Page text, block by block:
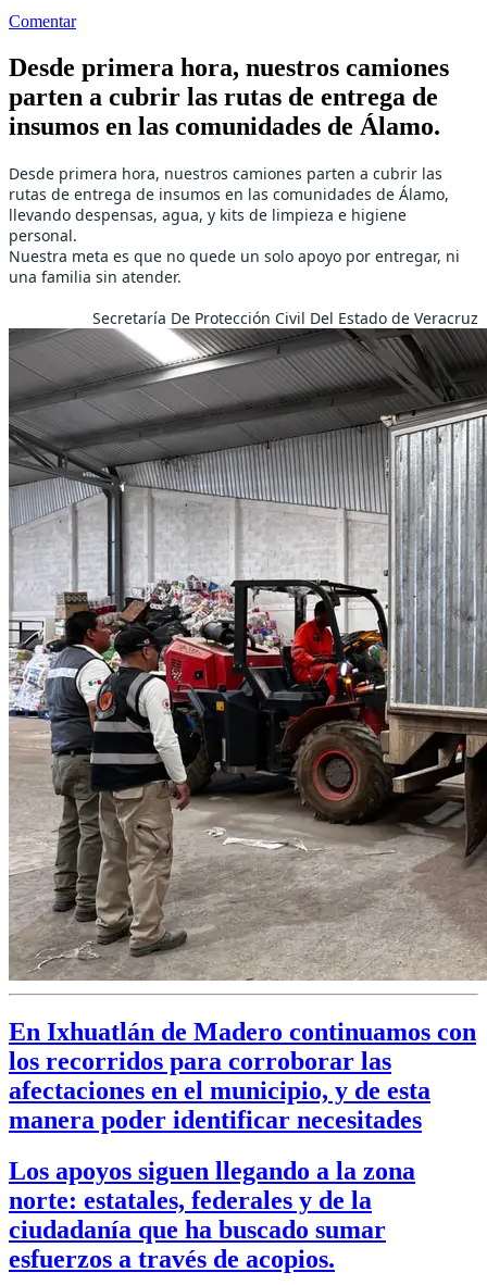
Comentar
Desde primera hora, nuestros camiones
parten a cubrir las rutas de entrega de
insumos en las comunidades de Álamo.
Desde primera hora, nuestros camiones parten a cubrir las
rutas de entrega de insumos en las comunidades de Álamo,
llevando despensas, agua, y kits de limpieza e higiene
personal.
Nuestra meta es que no quede un solo apoyo por entregar, ni
una familia sin atender.
Secretaría De Protección Civil Del Estado de Veracruz
En Ixhuatlán de Madero continuamos con
los recorridos para corroborar las
afectaciones en el municipio, y de esta
manera poder identificar necesitades
Los apoyos siguen llegando a la zona
norte: estatales, federales y de la
ciudadanía que ha buscado sumar
esfuerzos a través de acopios.